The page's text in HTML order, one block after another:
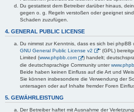
Du gestattest dem Betreiber darüber hinaus,
gegen o. g. Regeln verstoßen oder geeignet
Schaden zuzufügen.
4. GENERAL PUBLIC LICENSE
Du nimmst zur Kenntnis, dass es sich bei phpBB
GNU General Public License v2
“ (GPL)
Limited (www.phpbb.com
) handelt;
die deutschsprachige Community unter
Beide haben keinen Einfluss auf die Art und
Sie können insbesondere die Verwendung der
untersagen oder auf Inhalte fremder Foren
5. GEWÄHRLEISTUNG
Der Betreiber haftet mit Ausnahme der